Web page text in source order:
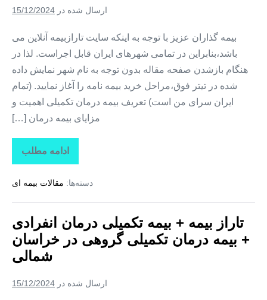
البرز
ارسال شده در 15/12/2024
بیمه گذاران عزیز با توجه به اینکه سایت تارازبیمه آنلاین می
باشد،بنابراین در تمامی شهرهای ایران قابل اجراست. لذا در
هنگام بازشدن صفحه مقاله بدون توجه به نام شهر نمایش داده
شده در تیتر فوق،مراحل خرید بیمه نامه را آغاز نمایید. (تمام
ایران سرای من است) تعریف بیمه درمان تکمیلی اهمیت و
مزایای بیمه درمان […]
ادامه مطلب
تاراز
بیمه
بیمه
درمان
+
بیمه
درمان
تکمیلی
گروهی
خراسان
جنوبی
دسته‌ها: مقالات بیمه ای
تاراز بیمه + بیمه تکمیلی درمان انفرادی
+ بیمه درمان تکمیلی گروهی در خراسان
شمالی
ارسال شده در 15/12/2024